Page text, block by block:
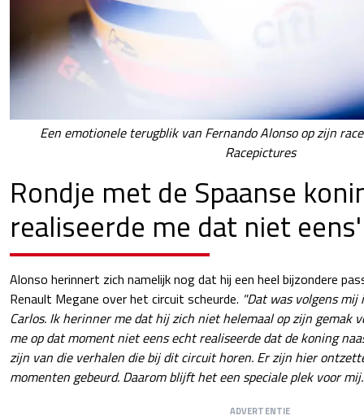
Een emotionele terugblik van Fernando Alonso op zijn
Racepictures
Rondje met de Spaanse
realiseerde me dat niet eens'
Alonso herinnert zich namelijk nog dat hij een heel bijzondere
Renault Megane over het circuit scheurde. "Dat was volgens
Carlos. Ik herinner me dat hij zich niet helemaal op zijn gemak
me op dat moment niet eens echt realiseerde dat de koning
zijn van die verhalen die bij dit circuit horen. Er zijn hier
momenten gebeurd. Daarom blijft het een speciale plek voor
ADVERTENTIE